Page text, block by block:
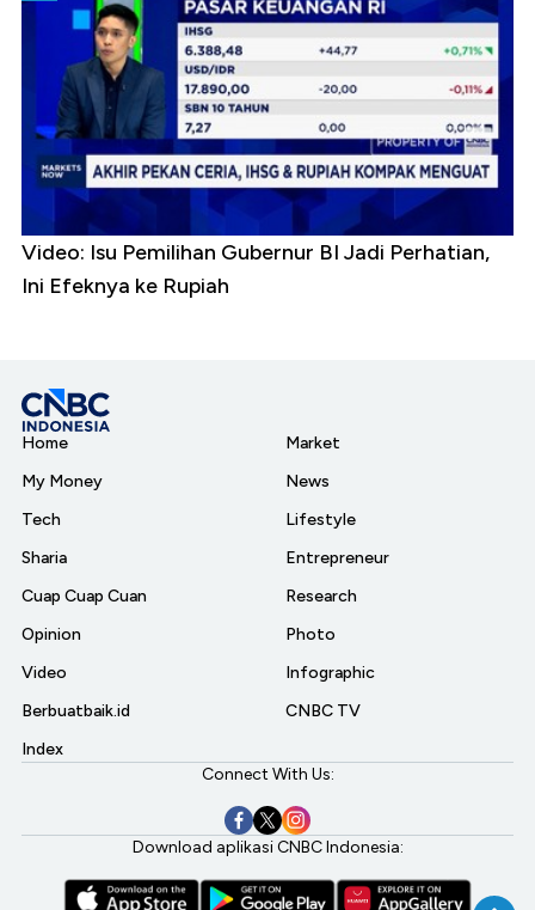
Video: Isu Pemilihan Gubernur BI Jadi Perhatian,
Ini Efeknya ke Rupiah
Home
My Money
Tech
Sharia
Cuap Cuap Cuan
Opinion
Video
Berbuatbaik.id
Index
Market
News
Lifestyle
Entrepreneur
Research
Photo
Infographic
CNBC TV
Connect With Us:
Download aplikasi CNBC Indonesia: